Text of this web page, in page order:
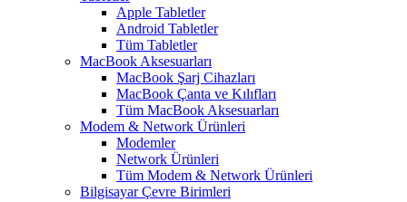
Apple Tabletler
Android Tabletler
Tüm Tabletler
MacBook Aksesuarları
MacBook Şarj Cihazları
MacBook Çanta ve Kılıfları
Tüm MacBook Aksesuarları
Modem & Network Ürünleri
Modemler
Network Ürünleri
Tüm Modem & Network Ürünleri
Bilgisayar Çevre Birimleri